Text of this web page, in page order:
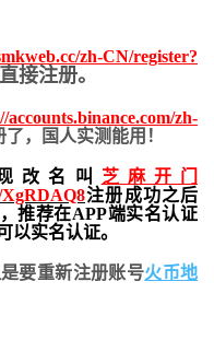
zh-CN/register?
接注册。
accounts.binance.com/zh-
，国人实测能用！
改名叫 芝麻开门
XgRDAQ8注册成功之后
推荐在APP端实名认证
以实名认证。
要重新注册账号火币地